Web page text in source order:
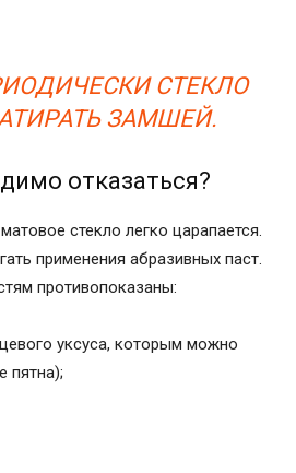
СТЕКЛО
ЗАМШЕЙ.
отказаться?
стекло легко царапается.
применения абразивных паст.
противопоказаны:
уксуса, которым можно
пятна);